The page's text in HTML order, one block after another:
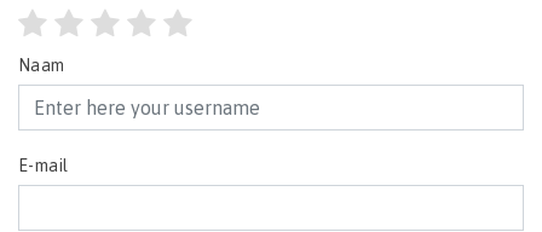
Naam
E-mail